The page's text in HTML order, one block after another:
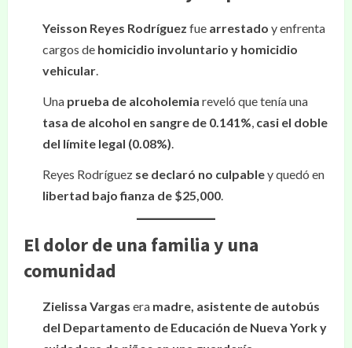
Yeisson Reyes Rodríguez fue arrestado y enfrenta
cargos de homicidio involuntario y homicidio
vehicular.
Una prueba de alcoholemia reveló que tenía una
tasa de alcohol en sangre de 0.141%, casi el doble
del límite legal (0.08%).
Reyes Rodríguez se declaró no culpabley quedó en
libertad bajo fianza de $25,000.
El dolor de una familia y una
comunidad
Zielissa Vargas era madre, asistente de autobús
del Departamento de Educación de Nueva York y